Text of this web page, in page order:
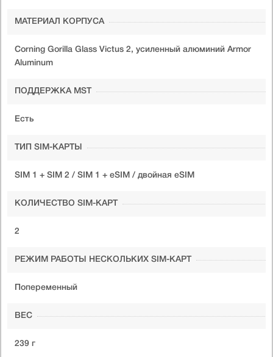
МАТЕРИАЛ КОРПУСА
Corning Gorilla Glass Victus 2, усиленный алюминий Armor
Aluminum
ПОДДЕРЖКА MST
Есть
ТИП SIM-КАРТЫ
SIM 1 + SIM 2 / SIM 1 + eSIM / двойная eSIM
КОЛИЧЕСТВО SIM-КАРТ
2
РЕЖИМ РАБОТЫ НЕСКОЛЬКИХ SIM-КАРТ
Попеременный
ВЕС
239 г